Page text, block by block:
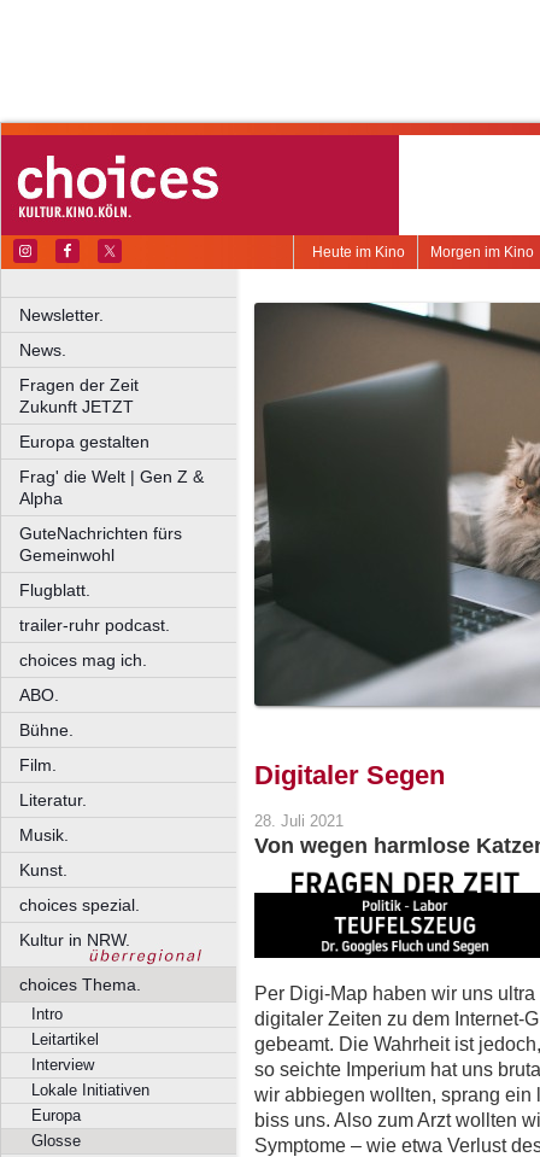
Morgen im Kino
Heute im Kino
Newsletter.
News.
Fragen der Zeit
Zukunft JETZT
Europa gestalten
Frag' die Welt | Gen Z &
Alpha
GuteNachrichten fürs
Gemeinwohl
Flugblatt.
trailer-ruhr podcast.
choices mag ich.
ABO.
Bühne.
Film.
Literatur.
Musik.
Kunst.
choices spezial.
Kultur in NRW.
choices Thema.
Intro
Leitartikel
Interview
Lokale Initiativen
Europa
Glosse
Digitaler Segen
28. Juli 2021
Von wegen harmlose
Per Digi-Map haben wir uns
digitaler Zeiten zu dem Internet-
gebeamt. Die Wahrheit ist
so seichte Imperium hat uns
wir abbiegen wollten, sprang
biss uns. Also zum Arzt wollten
Symptome – wie etwa Verlust